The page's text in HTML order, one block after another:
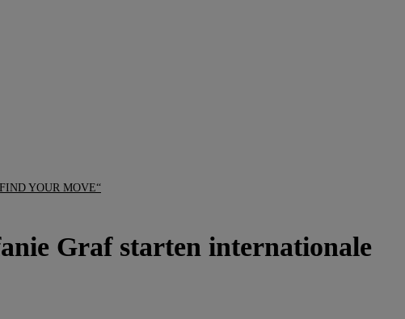
YOUR MOVE“
Graf starten internationale